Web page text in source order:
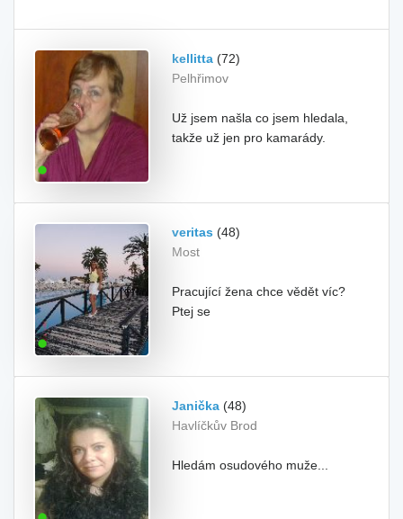
kellitta (72)
Pelhřimov
Už jsem našla co jsem hledala,
takže už jen pro kamarády.
veritas (48)
Most
Pracující žena chce vědět víc?
Ptej se
Janička (48)
Havlíčkův Brod
Hledám osudového muže...